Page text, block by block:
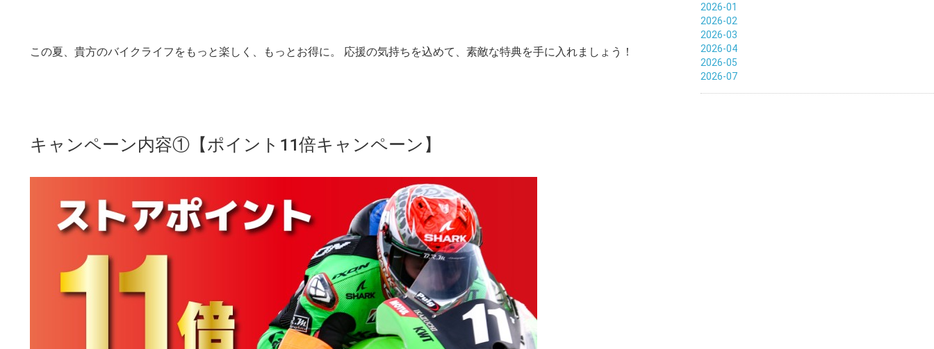
この夏、貴方のバイクライフをもっと楽しく、もっとお得に。 応援の気持ちを込めて、素敵な特典を手に入れましょう！
キャンペーン内容①【ポイント11倍キャンペーン】
2026-01
2026-02
2026-03
2026-04
2026-05
2026-07